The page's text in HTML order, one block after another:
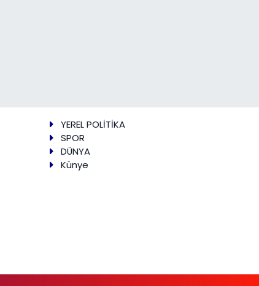
YEREL POLİTİKA
SPOR
DÜNYA
Künye